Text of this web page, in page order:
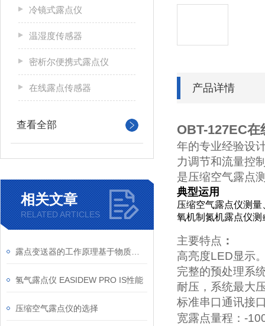
冷镜式露点仪
温湿度传感器
密析尔便携式露点仪
在线露点传感器
查看全部
相关文章
RELATED ARTICLES
氢气露点仪 EASIDEW PRO IS性能
压缩空气露点仪的选择
产品详情
OBT-127EC在
年的专业经验设
力调节和流量控
是压缩空气露点
典型运用
压缩空气露点仪测
氧机制氮机露点仪测
主要特点 ：
高亮度LED显示
完整的预处理系
耐压，系统最大
标准串口通讯接
宽露点量程： -